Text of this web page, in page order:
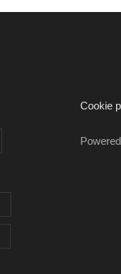
Cookie